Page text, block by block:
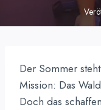
Der Sommer
Mission: Das
Doch das